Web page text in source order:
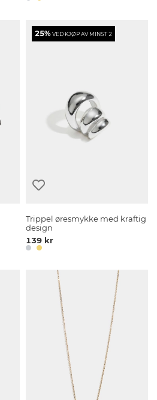
25%VED KJØP AV MINST 2
Trippel øresmykke med kraftig
design
139 kr